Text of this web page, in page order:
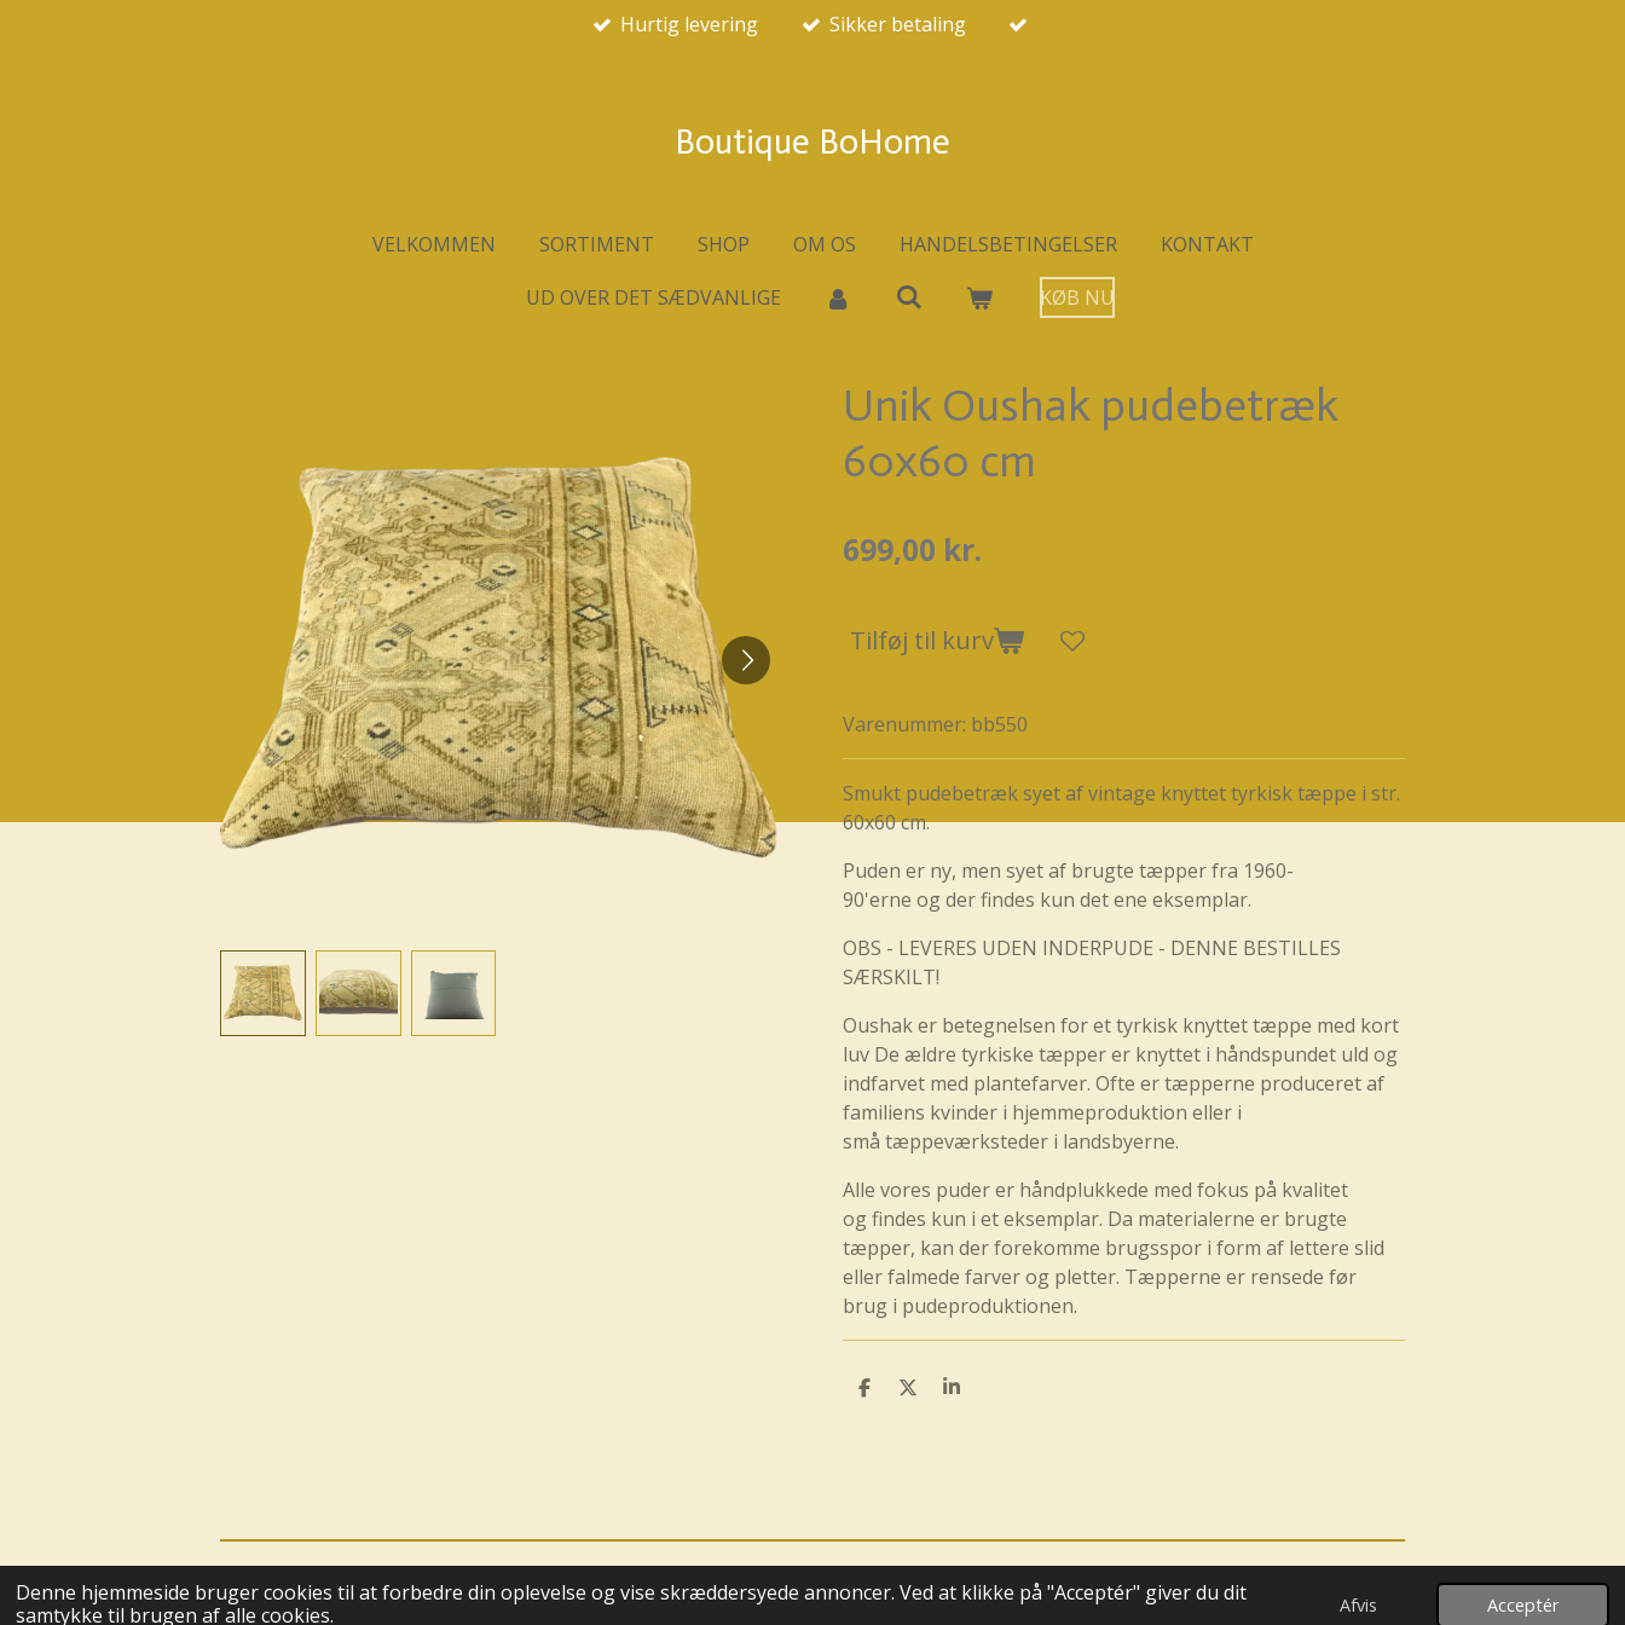
Denne hjemmeside bruger cookies til at forbedre din oplevelse og vise skræddersyede annoncer. Ved at klikke på "Acceptér" giver du dit
samtykke til brugen af alle cookies.
Afvis Acceptér
Hurtig levering Sikker betaling
Boutique BoHome
VELKOMMEN SORTIMENT SHOP OM OS HANDELSBETINGELSER
KONTAKT
UD OVER DET SÆDVANLIGE
KØB NU
Unik Oushak pudebetræk
60x60 cm
699,00 kr.
Tilføj til kurv
Varenummer: bb550
Smukt pudebetræk syet af vintage knyttet tyrkisk tæppe i str.
60x60 cm.
Puden er ny, men syet af brugte tæpper fra 1960-
90'erne og der findes kun det ene eksemplar.
OBS - LEVERES UDEN INDERPUDE - DENNE BESTILLES
SÆRSKILT!
Oushak er betegnelsen for et tyrkisk knyttet tæppe med kort
luv De ældre tyrkiske tæpper er knyttet i håndspundet uld og
indfarvet med plantefarver. Ofte er tæpperne produceret af
familiens kvinder i hjemmeproduktion eller i
små tæppeværksteder i landsbyerne.
Alle vores puder er håndplukkede med fokus på kvalitet
og findes kun i et eksemplar. Da materialerne er brugte
tæpper, kan der forekomme brugsspor i form af lettere slid
eller falmede farver og pletter. Tæpperne er rensede før
brug i pudeproduktionen.
D
D
D
© 2025 - 2026 Boutique BoHome Webador